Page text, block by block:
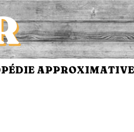
APPROXIMATIVE